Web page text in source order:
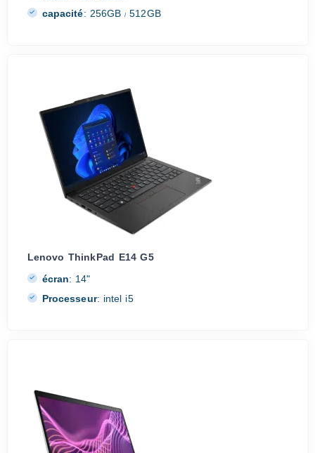
capacité: 256GB/ 512GB
Lenovo ThinkPad E14 G5
écran: 14"
Processeur: intel i5